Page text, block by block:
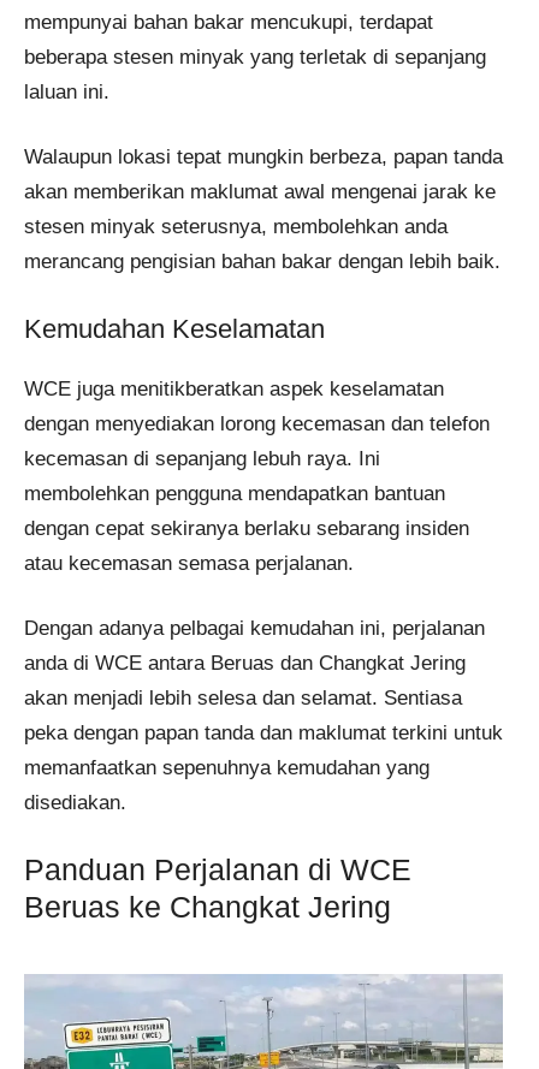
mempunyai bahan bakar mencukupi, terdapat
beberapa stesen minyak yang terletak di sepanjang
laluan ini.
Walaupun lokasi tepat mungkin berbeza, papan tanda
akan memberikan maklumat awal mengenai jarak ke
stesen minyak seterusnya, membolehkan anda
merancang pengisian bahan bakar dengan lebih baik.
Kemudahan Keselamatan
WCE juga menitikberatkan aspek keselamatan
dengan menyediakan lorong kecemasan dan telefon
kecemasan di sepanjang lebuh raya. Ini
membolehkan pengguna mendapatkan bantuan
dengan cepat sekiranya berlaku sebarang insiden
atau kecemasan semasa perjalanan.
Dengan adanya pelbagai kemudahan ini, perjalanan
anda di WCE antara Beruas dan Changkat Jering
akan menjadi lebih selesa dan selamat. Sentiasa
peka dengan papan tanda dan maklumat terkini untuk
memanfaatkan sepenuhnya kemudahan yang
disediakan.
Panduan Perjalanan di WCE
Beruas ke Changkat Jering